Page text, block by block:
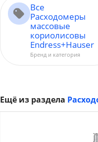
Все
Расходомеры
массовые
кориолисовы
Endress+Hauser
Бренд и категория
Ещё из раздела